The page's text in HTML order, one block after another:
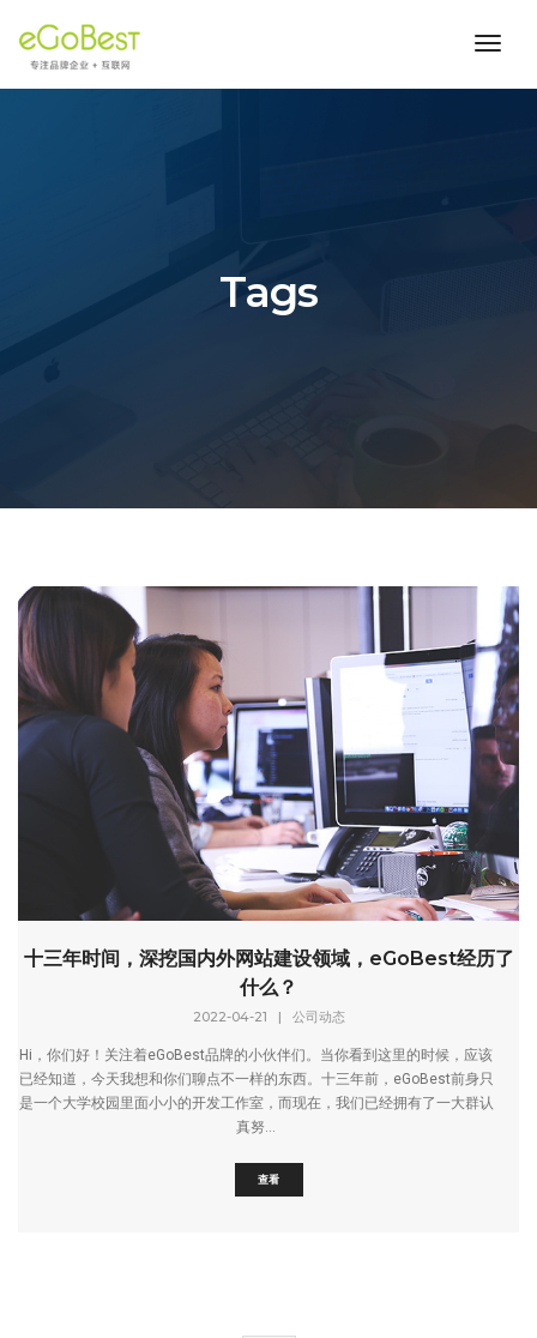
Tags
十三年时间，深挖国内外网站建设领域，eGoBest经历了
什么？
2022-04-21 | 公司动态
Hi，你们好！关注着eGoBest品牌的小伙伴们。当你看到这里的时候，应该
已经知道，今天我想和你们聊点不一样的东西。十三年前，eGoBest前身只
是一个大学校园里面小小的开发工作室，而现在，我们已经拥有了一大群认
真努...
查看